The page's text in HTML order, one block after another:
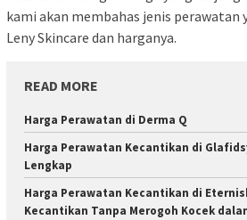
kami akan membahas jenis perawatan
Leny Skincare dan harganya.
READ MORE
Harga Perawatan di Derma Q
Harga Perawatan Kecantikan di
Lengkap
Harga Perawatan Kecantikan di
Kecantikan Tanpa Merogoh Kocek